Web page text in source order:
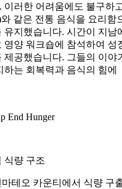
이러한 어려움에도 불구하
같은 전통 음식을 요리함
유지했습니다. 시간이 지남
영양 워크숍에 참석하여 성
공했습니다. 그들의 이야
는 회복력과 음식의 힘에
식량 구조
마테오 카운티에서 식량 구